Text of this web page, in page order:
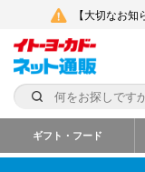
【大切なお
ギフト・フード